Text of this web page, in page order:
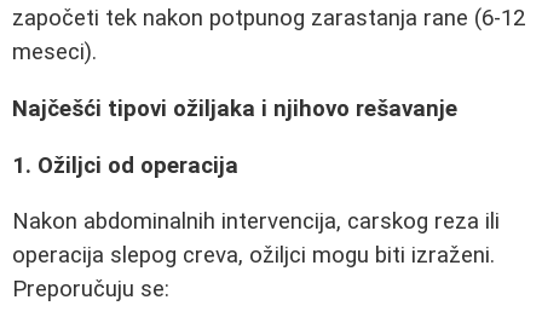
započeti tek nakon potpunog zarastanja rane (6-12
meseci).
Najčešći tipovi ožiljaka i njihovo rešavanje
1. Ožiljci od operacija
Nakon abdominalnih intervencija, carskog reza ili
operacija slepog creva, ožiljci mogu biti izraženi.
Preporučuju se: